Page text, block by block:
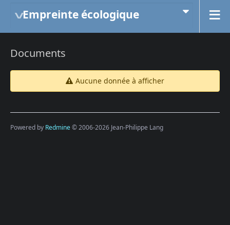
Empreinte écologique
Documents
Aucune donnée à afficher
Powered by Redmine© 2006-2026 Jean-Philippe Lang